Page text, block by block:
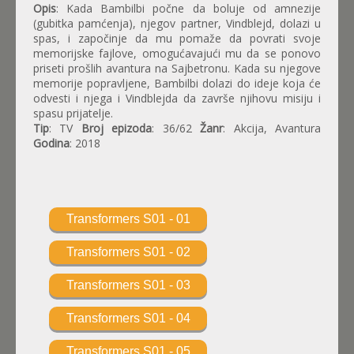
Opis: Kada Bambilbi počne da boluje od amnezije
(gubitka pamćenja), njegov partner, Vindblejd, dolazi u
spas, i započinje da mu pomaže da povrati svoje
memorijske fajlove, omogućavajući mu da se ponovo
priseti prošlih avantura na Sajbetronu. Kada su njegove
memorije popravljene, Bambilbi dolazi do ideje koja će
odvesti i njega i Vindblejda da završe njihovu misiju i
spasu prijatelje.
Tip: TV Broj epizoda: 36/62Žanr: Akcija, Avantura
Godina: 2018
Transformers S01 - 01
Transformers S01 - 02
Transformers S01 - 03
Transformers S01 - 04
Transformers S01 - 05